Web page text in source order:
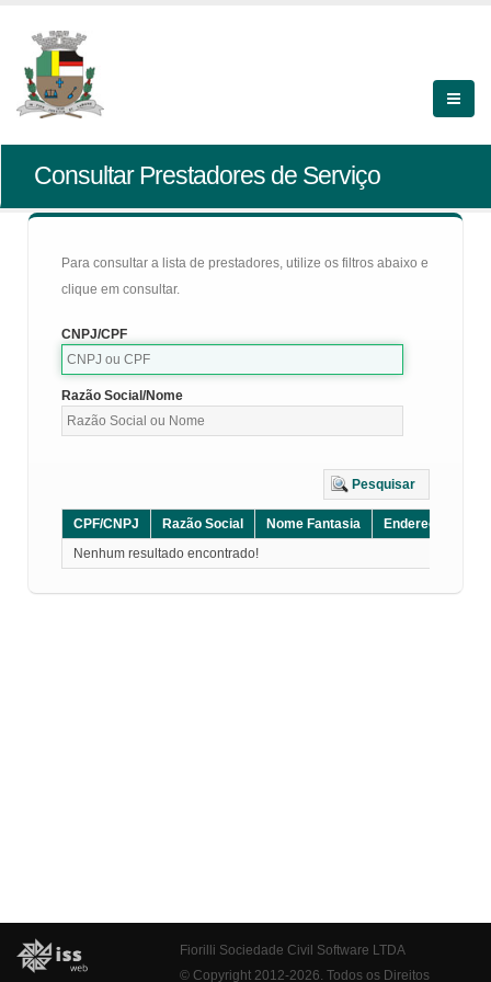
Consultar Prestadores de Serviço
Para consultar a lista de prestadores, utilize os filtros abaixo e
clique em consultar.
CNPJ/CPF
Razão Social/Nome
Pesquisar
CPF/CNPJ Razão Social Nome Fantasia Endereço
Nenhum resultado encontrado!
Fiorilli Sociedade Civil Software LTDA
© Copyright 2012-2026. Todos os Direitos